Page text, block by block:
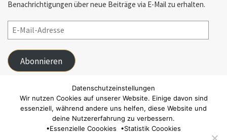
Benachrichtigungen über neue Beiträge via E-Mail zu erhalten.
Abonnieren
Schließe dich 55 anderen Abonnenten an
FACEBOOK
Datenschutzeinstellungen
Wir nutzen Cookies auf unserer Website. Einige davon sind
essenziell, während andere uns helfen, diese Website und
deine Nutzererfahrung zu verbessern.
•Essenzielle Coookies •Statistik Coookies